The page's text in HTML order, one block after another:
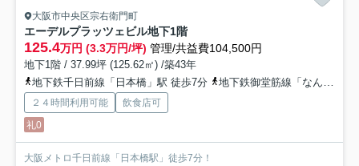
大阪市中央区宗右衛門町
エーデルプラッツェビル地下1階
125.4万円 (3.3万円/坪) 管理/共益費104,500円
地下1階 / 37.99坪 (125.62㎡) /築43年
地下鉄千日前線「日本橋」駅 徒歩7分
地下鉄御堂筋線「なんば」駅 徒歩9分
２４時間利用可能
飲食店可
礼0
大阪メトロ千日前線「日本橋駅」徒歩7分！